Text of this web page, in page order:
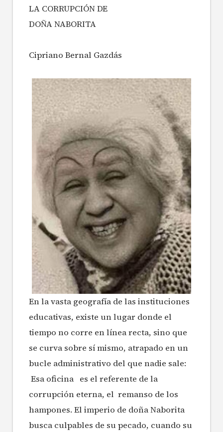
LA CORRUPCIÓN DE
DOÑA NABORITA
Cipriano Bernal Gazdás
En la vasta geografía de las instituciones
educativas, existe un lugar donde el
tiempo no corre en línea recta, sino que
se curva sobre sí mismo, atrapado en un
bucle administrativo del que nadie sale:
Esa oficina es el referente de la
corrupción eterna, el remanso de los
hampones. El imperio de doña Naborita
busca culpables de su pecado, cuando su